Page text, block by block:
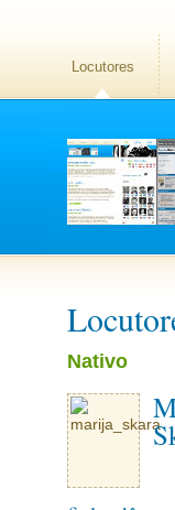
Locutores
Nativo